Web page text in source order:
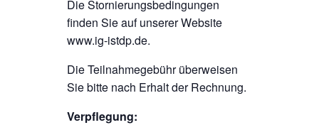
Die Stornierungsbedingungen
finden Sie auf unserer Website
www.ig-istdp.de.
Die Teilnahmegebühr überweisen
Sie bitte nach Erhalt der Rechnung.
Verpflegung: